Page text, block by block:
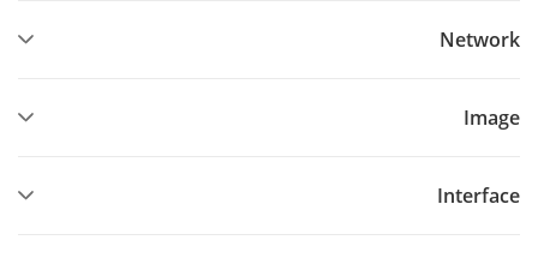
Network
Image
Interface